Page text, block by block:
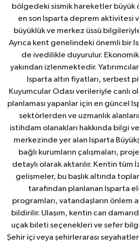
bölgedeki sismik hareketler büyük
en son Isparta deprem aktivitesi
büyüklük ve merkez üssü bilgileriyle
Ayrıca kent genelindeki önemli bir
de ivedilikle duyurulur.
yakından izlenmektedir.
Isparta altın fiyatları, serbest
Kuyumcular Odası verileriyle canlı
planlaması yapanlar için en güncel
sektörlerden ve uzmanlık
istihdam olanakları hakkında bilgi
merkezinde yer alan Isparta
bağlı kurumların çalışmaları,
detaylı olarak aktarılır. Kentin
gelişmeler, bu başlık altında
tarafından planlanan Isparta
programları, vatandaşların önlem
bildirilir. Ulaşım, kentin can
uçak bileti seçenekleri ve sefer
Şehir içi veya şehirlerarası